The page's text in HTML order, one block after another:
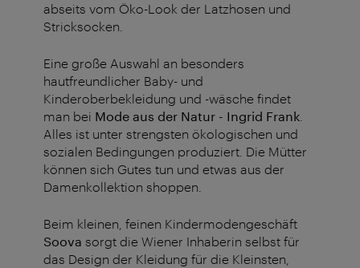
abseits vom Öko-Look der Latzhosen und
Stricksocken.
Eine große Auswahl an besonders
hautfreundlicher Baby- und
Kinderoberbekleidung und -wäsche findet
man bei Mode aus der Natur - Ingrid Frank
Alles ist unter strengsten ökologischen und
sozialen Bedingungen produziert. Die Mütter
können sich Gutes tun und etwas aus der
Damenkollektion shoppen.
Beim kleinen, feinen Kindermodengeschäft
Soova sorgt die Wiener Inhaberin selbst für
das Design der Kleidung für die Kleinsten,